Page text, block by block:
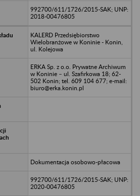
992700/611/1726/2015-SAK; UNP:
2018-00476805
KALERD Przedsiębiorstwo
Wielobranżowe w Koninie - Konin,
ul. Kolejowa
ERKA Sp. z o.o. Prywatne Archiwum
w Koninie – ul. Szafirkowa 18; 62-
502 Konin; tel. 609 104 677; e-mail:
biuro@erka.konin.pl
Dokumentacja osobowo-płacowa
992700/611/1726/2015-SAK; UNP:
2020-00476805